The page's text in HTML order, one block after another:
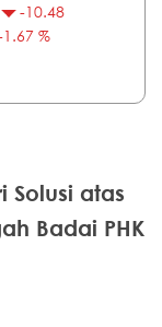
-10.48
%
Solusi atas
Badai PHK